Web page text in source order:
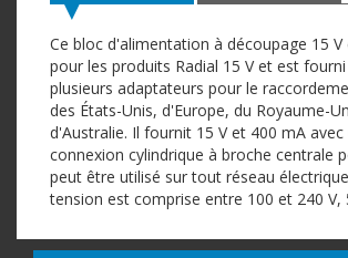
Ce bloc d'alimentation à découpage 15 V
pour les produits Radial 15 V et est
plusieurs adaptateurs pour le
des États-Unis, d'Europe, du Royaume-
d'Australie. Il fournit 15 V et 400 mA avec
connexion cylindrique à broche centrale
peut être utilisé sur tout réseau
tension est comprise entre 100 et 240 V,